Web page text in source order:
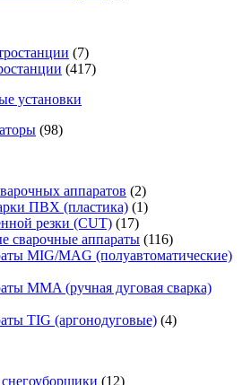
(7)
(417)
установки
(98)
аппаратов (2)
ПВХ (пластика) (1)
резки (CUT) (17)
сварочные аппараты (116)
MIG/MAG (полуавтоматические)
MMA (ручная дуговая сварка)
TIG (аргонодуговые) (4)
(12)